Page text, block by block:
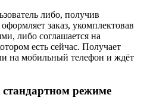
либо, получив
заказ, укомплектовав
либо соглашается на
есть сейчас. Получает
на мобильный телефон и ждёт
режиме